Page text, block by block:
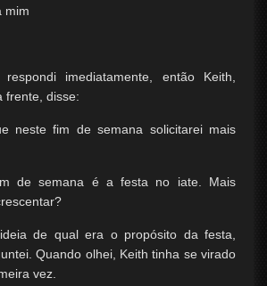
mim
imediatamente, então Keith,
frente, disse:
neste fim de semana solicitarei mais
de semana é a festa no iate. Mais
de qual era o propósito da festa,
Quando olhei, Keith tinha se virado
vez.